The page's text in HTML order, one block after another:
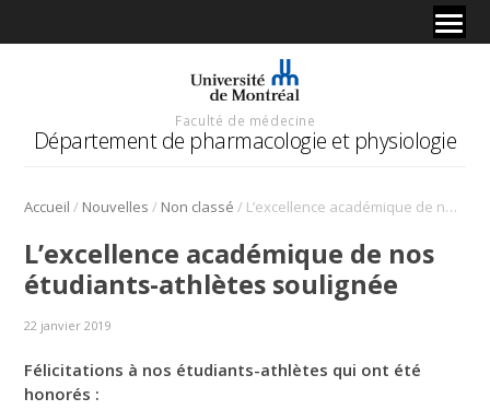
Faculté de médecine
Département de pharmacologie et physiologie
Accueil / Nouvelles / Non classé / L’excellence académique de nos étudiants-athlètes soulignée
L’excellence académique de nos
étudiants-athlètes soulignée
22 janvier 2019
Félicitations à nos étudiants-athlètes qui ont été
honorés :